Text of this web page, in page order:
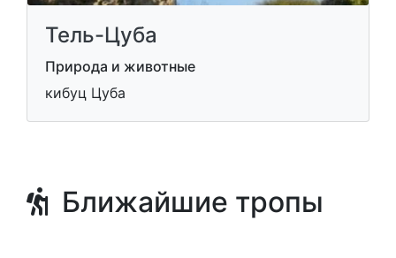
Тель-Цуба
Природа и животные
кибуц Цуба
Ближайшие тропы